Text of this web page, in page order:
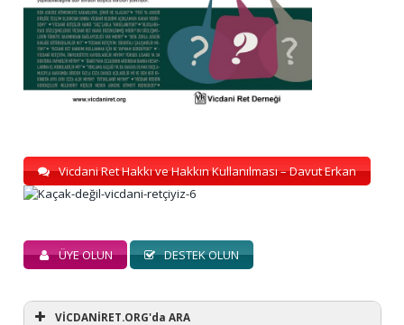
Vicdani Ret Hakkı ve Hakkın Kullanılması – Davut Erkan
ÜYE OLUN DESTEK OLUN
VİCDANİRET.ORG'da ARA